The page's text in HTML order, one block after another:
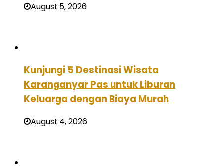
August 5, 2026
Kunjungi 5 Destinasi Wisata
Karanganyar Pas untuk Liburan
Keluarga dengan Biaya Murah
August 4, 2026